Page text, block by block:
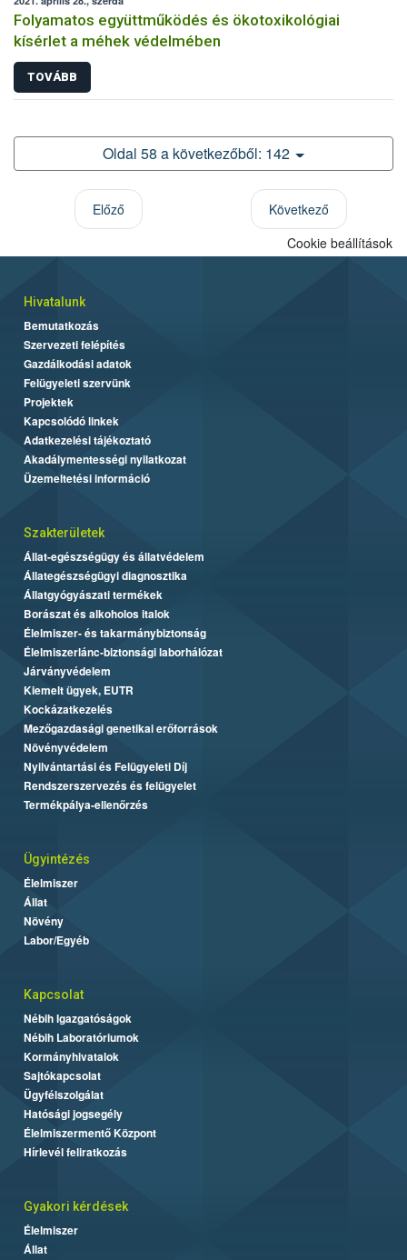
Folyamatos együttműködés és ökotoxikológiai
kísérlet a méhek védelmében
TOVÁBB
Oldal 58 a következőből: 142
Előző
Következő
Cookie beállítások
Hivatalunk
Bemutatkozás
Szervezeti felépítés
Gazdálkodási adatok
Felügyeleti szervünk
Projektek
Kapcsolódó linkek
Adatkezelési tájékoztató
Akadálymentességi nyilatkozat
Üzemeltetési információ
Szakterületek
Állat-egészségügy és állatvédelem
Állategészségügyi diagnosztika
Állatgyógyászati termékek
Borászat és alkoholos italok
Élelmiszer- és takarmánybiztonság
Élelmiszerlánc-biztonsági laborhálózat
Járványvédelem
Kiemelt ügyek, EUTR
Kockázatkezelés
Mezőgazdasági genetikai erőforrások
Növényvédelem
Nyilvántartási és Felügyeleti Díj
Rendszerszervezés és felügyelet
Termékpálya-ellenőrzés
Ügyintézés
Élelmiszer
Állat
Növény
Labor/Egyéb
Kapcsolat
Nébih Igazgatóságok
Nébih Laboratóriumok
Kormányhivatalok
Sajtókapcsolat
Ügyfélszolgálat
Hatósági jogsegély
Élelmiszermentő Központ
Hírlevél feliratkozás
Gyakori kérdések
Élelmiszer
Állat